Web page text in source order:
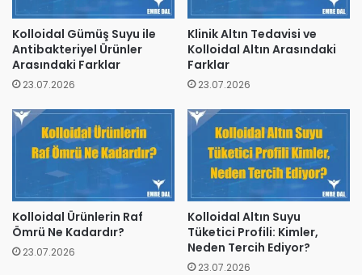
Kolloidal Gümüş Suyu ile
Antibakteriyel Ürünler
Arasındaki Farklar
23.07.2026
Klinik Altın Tedavisi ve
Kolloidal Altın Arasındaki
Farklar
23.07.2026
Kolloidal Ürünlerin Raf
Ömrü Ne Kadardır?
23.07.2026
Kolloidal Altın Suyu
Tüketici Profili: Kimler,
Neden Tercih Ediyor?
23.07.2026